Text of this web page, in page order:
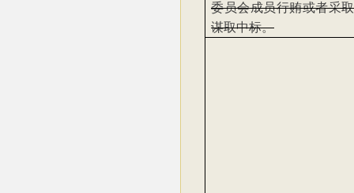
委员会成员行贿或者采
谋取中标。